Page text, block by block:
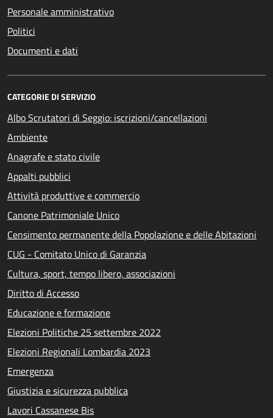
Personale amministrativo
Politici
Documenti e dati
CATEGORIE DI SERVIZIO
Albo Scrutatori di Seggio: iscrizioni/cancellazioni
Ambiente
Anagrafe e stato civile
Appalti pubblici
Attività produttive e commercio
Canone Patrimoniale Unico
Censimento permanente della Popolazione e delle Abitazioni
CUG - Comitato Unico di Garanzia
Cultura, sport, tempo libero, associazioni
Diritto di Accesso
Educazione e formazione
Elezioni Politiche 25 settembre 2022
Elezioni Regionali Lombardia 2023
Emergenza
Giustizia e sicurezza pubblica
Lavori Cassanese Bis